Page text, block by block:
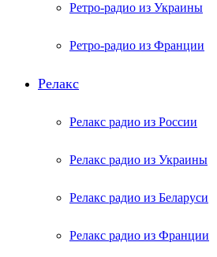
Ретро-радио из Украины
Ретро-радио из Франции
Релакс
Релакс радио из России
Релакс радио из Украины
Релакс радио из Беларуси
Релакс радио из Франции